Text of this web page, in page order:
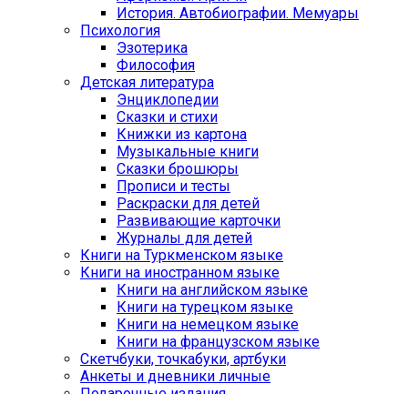
История. Автобиографии. Мемуары
Психология
Эзотерика
Философия
Детская литература
Энциклопедии
Сказки и стихи
Книжки из картона
Музыкальные книги
Сказки брошюры
Прописи и тесты
Раскраски для детей
Развивающие карточки
Журналы для детей
Книги на Туркменском языке
Книги на иностранном языке
Книги на английском языке
Книги на турецком языке
Книги на немецком языке
Книги на французском языке
Cкетчбуки, точкабуки, артбуки
Анкеты и дневники личные